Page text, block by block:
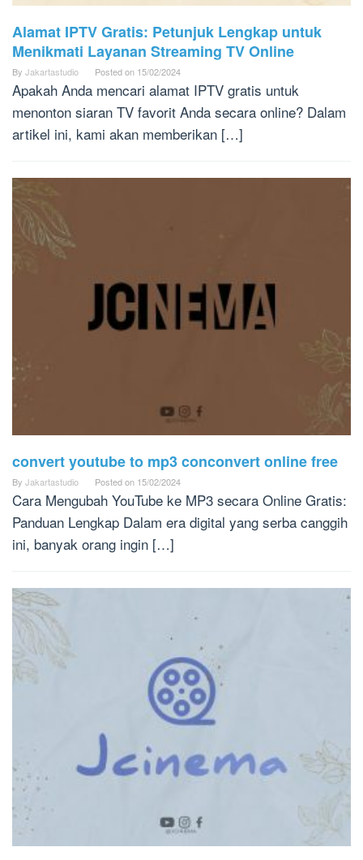
Alamat IPTV Gratis: Petunjuk Lengkap untuk
Menikmati Layanan Streaming TV Online
By Jakartastudio Posted on 15/02/2024
Apakah Anda mencari alamat IPTV gratis untuk
menonton siaran TV favorit Anda secara online? Dalam
artikel ini, kami akan memberikan […]
convert youtube to mp3 conconvert online free
By Jakartastudio Posted on 15/02/2024
Cara Mengubah YouTube ke MP3 secara Online Gratis:
Panduan Lengkap Dalam era digital yang serba canggih
ini, banyak orang ingin […]